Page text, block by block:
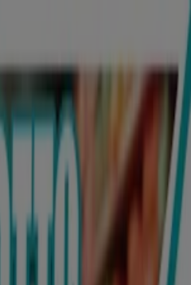
Elettronica
Motori
Banche e
Servizi